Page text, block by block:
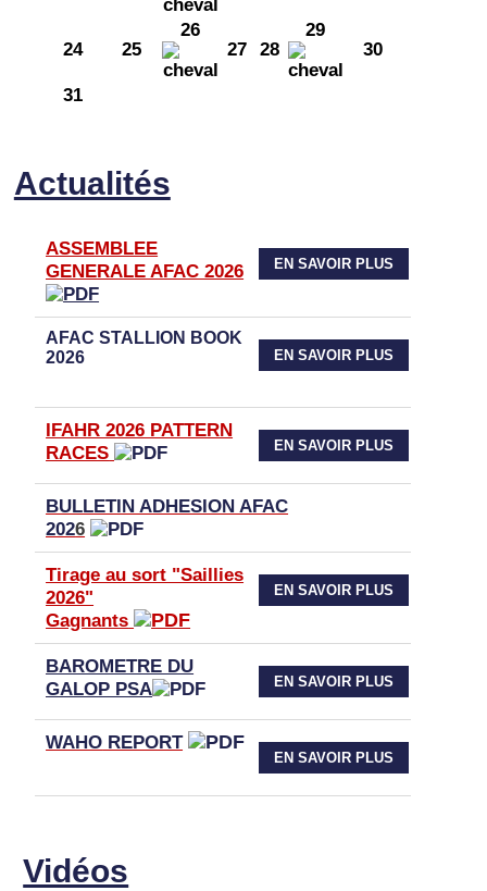
24 25
26
27
28
29
30
31
Actualités
ASSEMBLEE
GENERALE AFAC 2026
EN SAVOIR PLUS
AFAC STALLION BOOK
2026
EN SAVOIR PLUS
IFAHR 2026 PATTERN
RACES
EN SAVOIR PLUS
BULLETIN ADHESION AFAC
2026
Tirage au sort "Saillies
2026"
Gagnants
EN SAVOIR PLUS
BAROMETRE DU
GALOP PSA
EN SAVOIR PLUS
WAHO REPORT
EN SAVOIR PLUS
Vidéos